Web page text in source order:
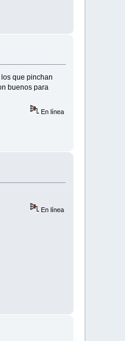
que pinchan
buenos para
En línea
En línea